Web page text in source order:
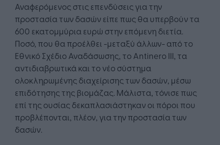
Αναφερόμενος στις επενδύσεις για την
προστασία των δασών είπε πως θα υπερβούν τα
600 εκατομμύρια ευρώ στην επόμενη διετία.
Ποσό, που θα προέλθει -μεταξύ άλλων- από το
Εθνικό Σχέδιο Αναδάσωσης, το Antinero ΙΙΙ, τα
αντιδιαβρωτικά και το νέο σύστημα
ολοκληρωμένης διαχείρισης των δασών, μέσω
επιδότησης της βιομάζας. Μάλιστα, τόνισε πως
επί της ουσίας δεκαπλασιάστηκαν οι πόροι που
προβλέπονται, πλέον, για την προστασία των
δασών.